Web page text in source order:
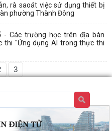
rà saoát việc sử dụng thiết bị
phường Thành Đông
- Các trường học trên địa bàn
thi "Ứng dụng AI trong thực thi
3